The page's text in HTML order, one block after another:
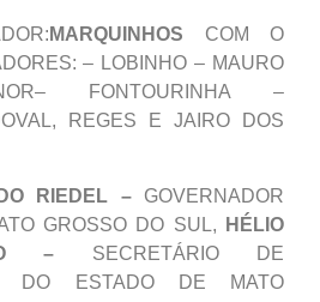
MARQUINHOS COM O
– LOBINHO – MAURO
FONTOURINHA –
REGES E JAIRO DOS
RIEDEL – GOVERNADOR
GROSSO DO SUL,
HÉLIO
– SECRETÁRIO DE
DO ESTADO DE MATO